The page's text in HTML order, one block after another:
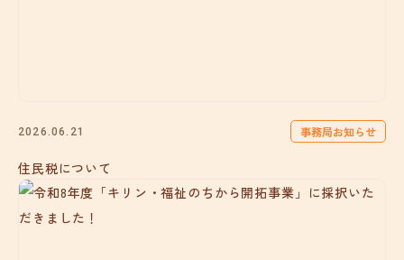
2026.06.21 事務局お知らせ
住民税について